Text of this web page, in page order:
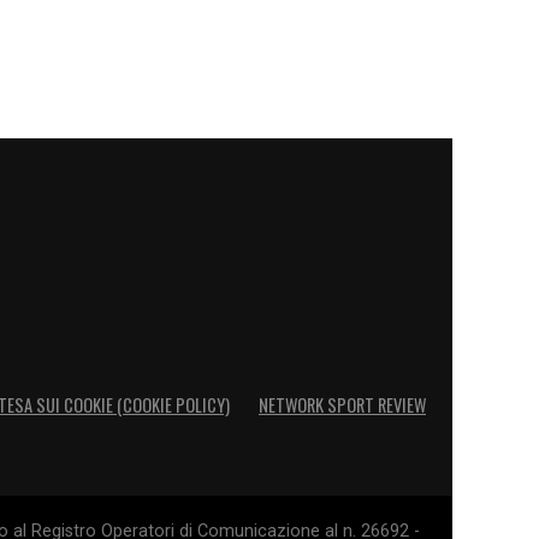
SUI COOKIE (COOKIE POLICY) NETWORK SPORT REVIEW
Registro Operatori di Comunicazione al n. 26692 -